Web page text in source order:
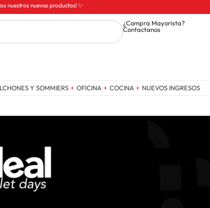
nuestros nuevos productos! ✨
¿Compra Mayorista?
Contactanos
Y SOMMIERS OFICINA COCINA NUEVOS INGRESOS